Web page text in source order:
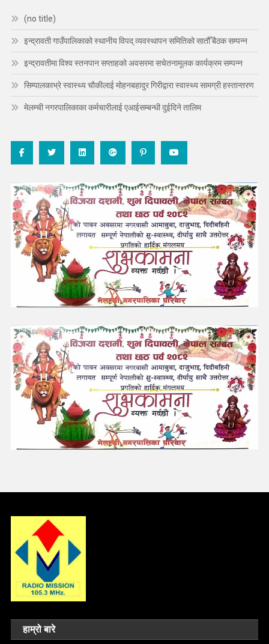
(no title)
इन्द्रावती गाउँपालिकाको स्थानीय विपद् व्यवस्थापन समितिको सातौँ बैठक सम्पन्न
इन्द्रावतीमा विश्व स्तनपान सप्ताहको अवसरमा सचेतनामूलक कार्यक्रम सम्पन्न
सिम्पालकाभ्रे स्वास्थ्य चौकीलाई मोहनबहादुर गिरीद्वारा स्वास्थ्य सामग्री हस्तान्तरण
मेलम्ची नगरपालिकाका कर्मचारीलाई एआईसम्बन्धी दुईदिने तालिम
हाम्रो बारे